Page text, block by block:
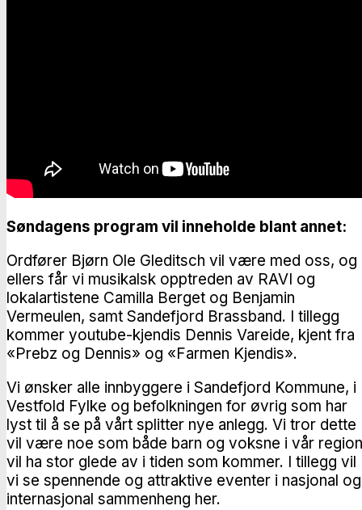
Søndagens program vil inneholde blant annet:
Ordfører Bjørn Ole Gleditsch vil være med oss, og
ellers får vi musikalsk opptreden av RAVI og
lokalartistene Camilla Berget og Benjamin
Vermeulen, samt Sandefjord Brassband. I tillegg
kommer youtube-kjendis Dennis Vareide, kjent fra
«Prebz og Dennis» og «Farmen Kjendis».
Vi ønsker alle innbyggere i Sandefjord Kommune, i
Vestfold Fylke og befolkningen for øvrig som har
lyst til å se på vårt splitter nye anlegg. Vi tror dette
vil være noe som både barn og voksne i vår region
vil ha stor glede av i tiden som kommer. I tillegg vil
vi se spennende og attraktive eventer i nasjonal og
internasjonal sammenheng her.